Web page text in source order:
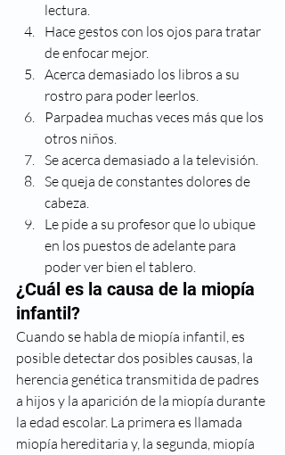
lectura.
Hace gestos con los ojos para tratar
de enfocar mejor.
Acerca demasiado los libros a su
rostro para poder leerlos.
Parpadea muchas veces más que los
otros niños.
Se acerca demasiado a la televisión.
Se queja de constantes dolores de
cabeza.
Le pide a su profesor que lo ubique
en los puestos de adelante para
poder ver bien el tablero.
¿Cuál es la causa de la miopía
infantil?
Cuando se habla de miopía infantil, es
posible detectar dos posibles causas, la
herencia genética transmitida de padres
a hijos y la aparición de la miopía durante
la edad escolar. La primera es llamada
miopía hereditaria y, la segunda, miopía